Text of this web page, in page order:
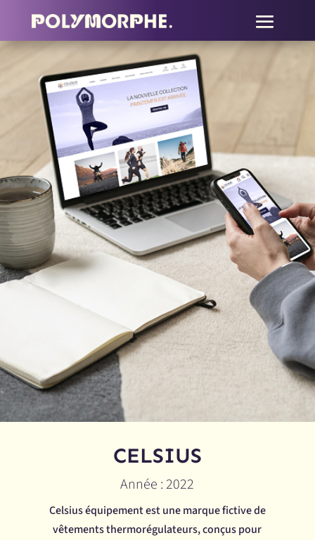
CELSIUS
Année : 2022
Celsius équipement est une marque fictive de
vêtements thermorégulateurs, conçus pour